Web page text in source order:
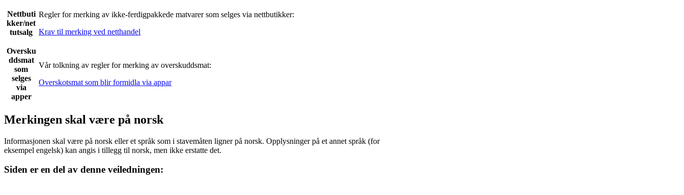
Nettbuti
kker/net
tutsalg
Regler for merking av ikke-ferdigpakkede matvarer som selges via nettbutikker:
Krav til merking ved netthandel
Oversku
ddsmat
som
selges
via
apper
Vår tolkning av regler for merking av overskuddsmat:
Overskotsmat som blir formidla via appar
Merkingen skal være på norsk
Informasjonen skal være på norsk eller et språk som i stavemåten ligner på norsk. Opplysninger på et annet språk (for
eksempel engelsk) kan angis i tillegg til norsk, men ikke erstatte det.
Siden er en del av denne veiledningen: